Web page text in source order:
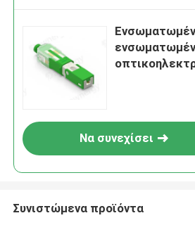
Να συνεχίσει
Συνιστώμενα προϊόντα